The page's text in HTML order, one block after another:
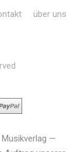
über uns
Musikverlag —